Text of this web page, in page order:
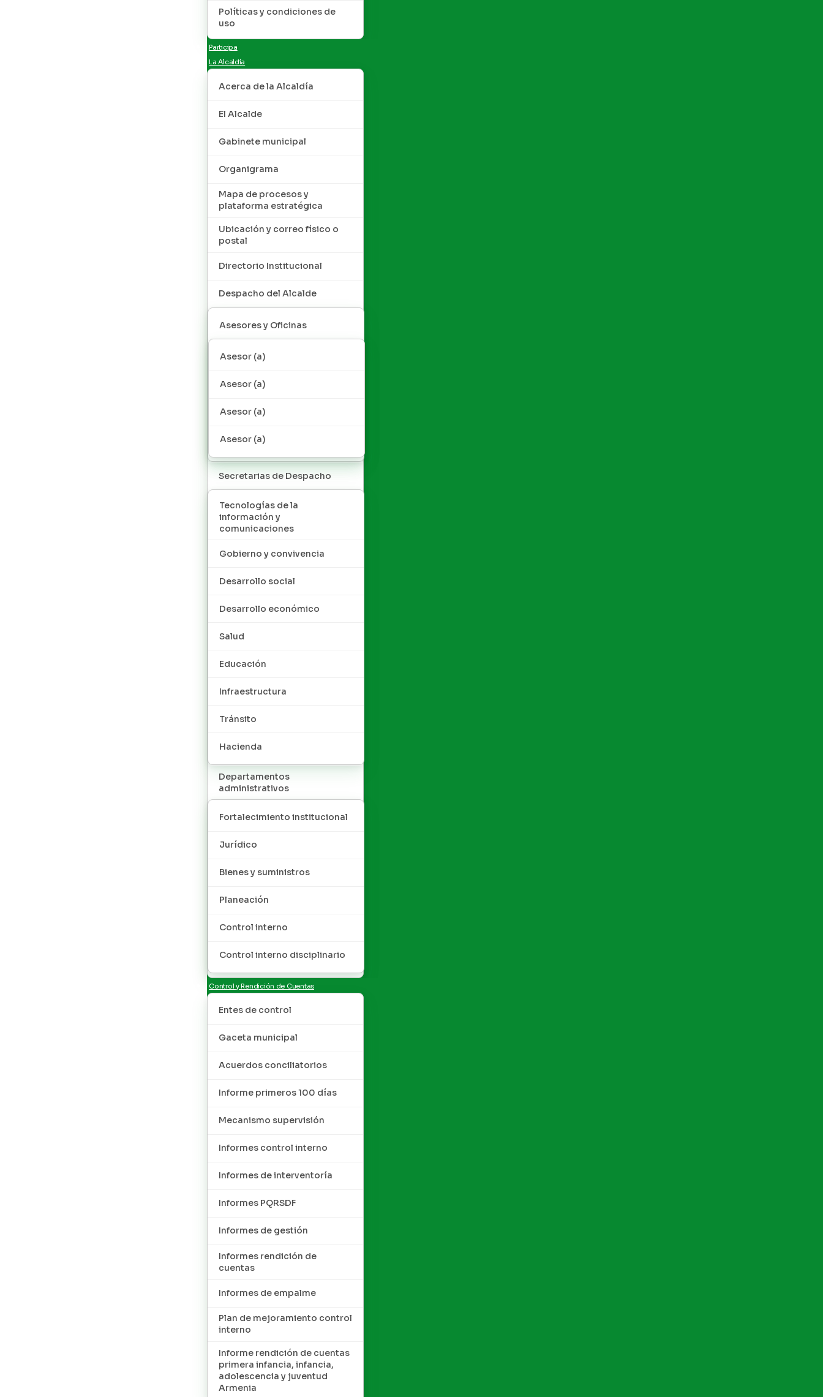
Políticas y condiciones de
uso
Participa
La Alcaldía
Acerca de la Alcaldía
El Alcalde
Gabinete municipal
Organigrama
Mapa de procesos y
plataforma estratégica
Ubicación y correo físico o
postal
Directorio Institucional
Despacho del Alcalde
Asesores y Oficinas
Asesor (a)
Asesor (a)
Asesor (a)
Asesor (a)
Secretarias de Despacho
Tecnologías de la
información y
comunicaciones
Gobierno y convivencia
Desarrollo social
Desarrollo económico
Salud
Educación
Infraestructura
Tránsito
Hacienda
Departamentos
administrativos
Fortalecimiento institucional
Jurídico
Bienes y suministros
Planeación
Control interno
Control interno disciplinario
Control y Rendición de Cuentas
Entes de control
Gaceta municipal
Acuerdos conciliatorios
Informe primeros 100 días
Mecanismo supervisión
Informes control interno
Informes de interventoría
Informes PQRSDF
Informes de gestión
Informes rendición de
cuentas
Informes de empalme
Plan de mejoramiento control
interno
Informe rendición de cuentas
primera infancia, infancia,
adolescencia y juventud
Armenia